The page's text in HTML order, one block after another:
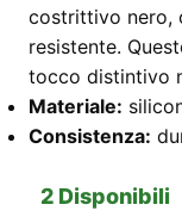
costrittivo nero,
resistente.
tocco distintivo
Materiale:
Consistenza:
2 Disponibili